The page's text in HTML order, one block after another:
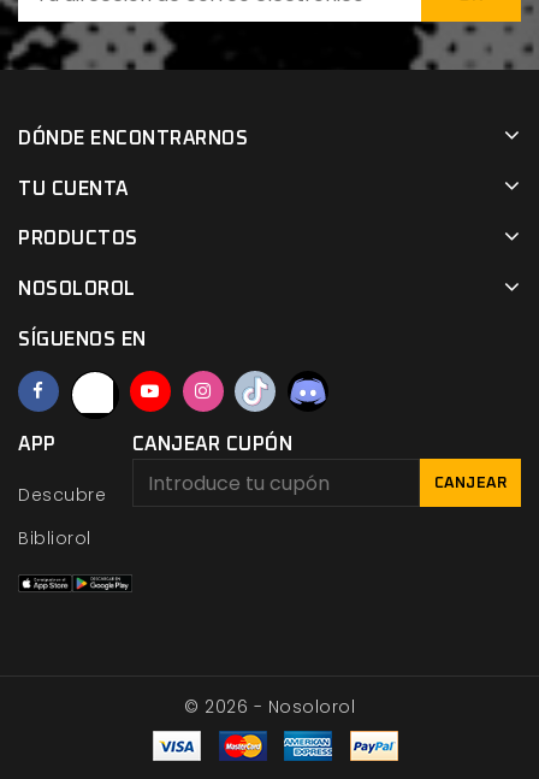
DÓNDE ENCONTRARNOS
TU CUENTA
PRODUCTOS
NOSOLOROL
SÍGUENOS EN
APP
Descubre
Bibliorol
CANJEAR CUPÓN
CANJEAR
© 2026 - Nosolorol